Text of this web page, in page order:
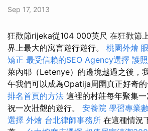
Sep 17, 2013
狂歡節rijeka從104 000英尺 在狂歡節
界上最大的寓言遊行遊行。 桃園外燴
矯正 最受信賴的SEO Agency選擇 護
萊內耶（Letenye）的邊境越過之後，
午我們可以成為Opatija周圍真正好奇的
排名首頁的方法 這裡的村莊每年聚集
祝一次壯觀的遊行。 安養院 學習專業
選擇 外燴 台北律師事務所 在這種情況